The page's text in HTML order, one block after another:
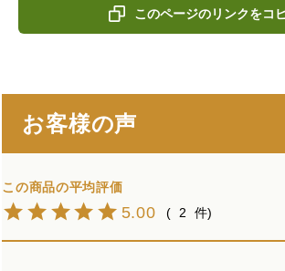
このページのリンクをコ
お客様の声
5.00 2